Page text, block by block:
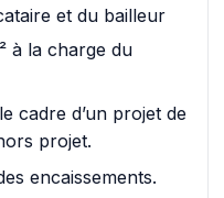
et du bailleur
à la charge du
cadre d’un projet de
projet.
encaissements.